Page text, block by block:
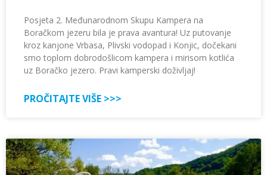
Posjeta 2. Međunarodnom Skupu Kampera na
Boračkom jezeru bila je prava avantura! Uz putovanje
kroz kanjone Vrbasa, Plivski vodopad i Konjic, dočekani
smo toplom dobrodošlicom kampera i mirisom kotlića
uz Boračko jezero. Pravi kamperski doživljaj!
PROČITAJTE VIŠE >>>